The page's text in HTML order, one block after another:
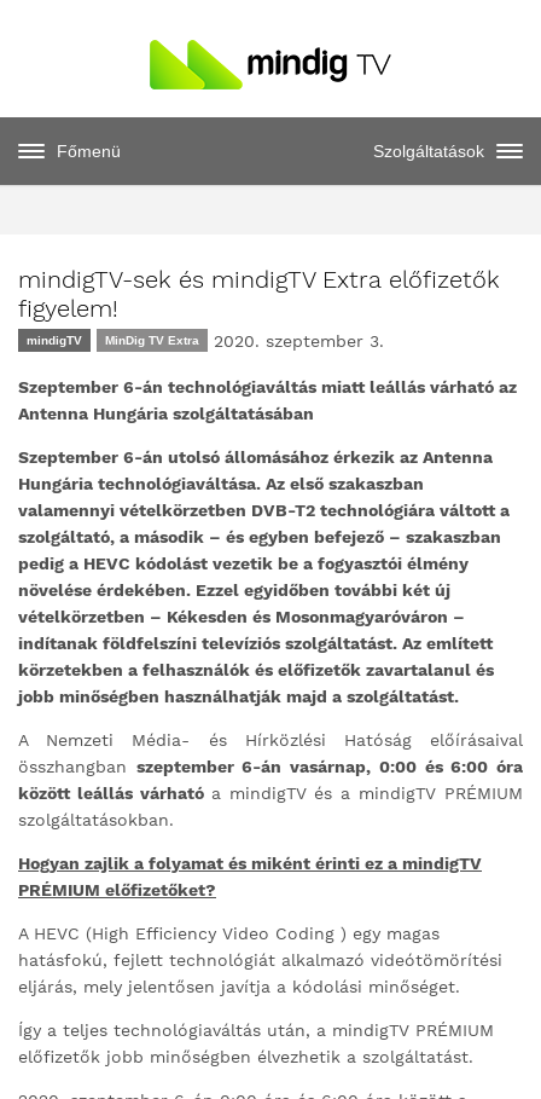
Főmenü Szolgáltatások
mindigTV-sek és mindigTV Extra előfizetők
figyelem!
mindigTV MinDig TV Extra 2020. szeptember 3.
Szeptember 6-án technológiaváltás miatt leállás várható az
Antenna Hungária szolgáltatásában
Szeptember 6-án utolsó állomásához érkezik az Antenna
Hungária technológiaváltása. Az első szakaszban
valamennyi vételkörzetben DVB-T2 technológiára váltott a
szolgáltató, a második – és egyben befejező – szakaszban
pedig a HEVC kódolást vezetik be a fogyasztói élmény
növelése érdekében. Ezzel egyidőben további két új
vételkörzetben – Kékesden és Mosonmagyaróváron –
indítanak földfelszíni televíziós szolgáltatást. Az említett
körzetekben a felhasználók és előfizetők zavartalanul és
jobb minőségben használhatják majd a szolgáltatást.
A Nemzeti Média- és Hírközlési Hatóság előírásaival
összhangban szeptember 6-án vasárnap, 0:00 és 6:00 óra
között leállás várható a mindigTV és a mindigTV PRÉMIUM
szolgáltatásokban.
Hogyan zajlik a folyamat és miként érinti ez a mindigTV
PRÉMIUM előfizetőket?
A HEVC (High Efficiency Video Coding ) egy magas
hatásfokú, fejlett technológiát alkalmazó videótömörítési
eljárás, mely jelentősen javítja a kódolási minőséget.
Így a teljes technológiaváltás után, a mindigTV PRÉMIUM
előfizetők jobb minőségben élvezhetik a szolgáltatást.